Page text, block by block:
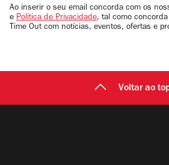
email
Ao inserir o seu email concorda com os
e Política de Privacidade, tal como
Time Out com notícias, eventos, ofertas e
Voltar ao